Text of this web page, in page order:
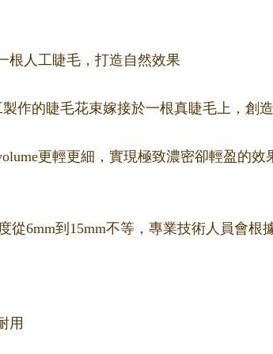
根人工睫毛，打造自然效果
作的睫毛花束嫁接於一根真睫毛上，創
更輕更細，實現極致濃密卻輕盈的效
從6mm到15mm不等，專業技術人員會根
用